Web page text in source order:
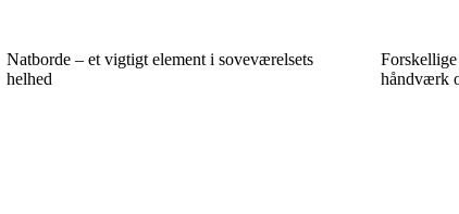
Natborde – et vigtigt element i soveværelsets
helhed
Forskellige
håndværk